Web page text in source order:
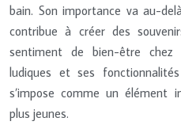
bain. Son importance va au-
contribue à créer des
sentiment de bien-être
ludiques et ses
s’impose comme un élément
plus jeunes.